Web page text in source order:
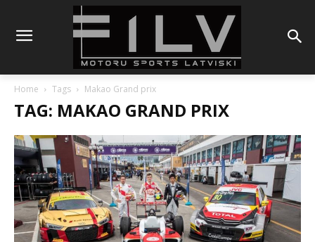
Home Tags Makao Grand prix
TAG: MAKAO GRAND PRIX